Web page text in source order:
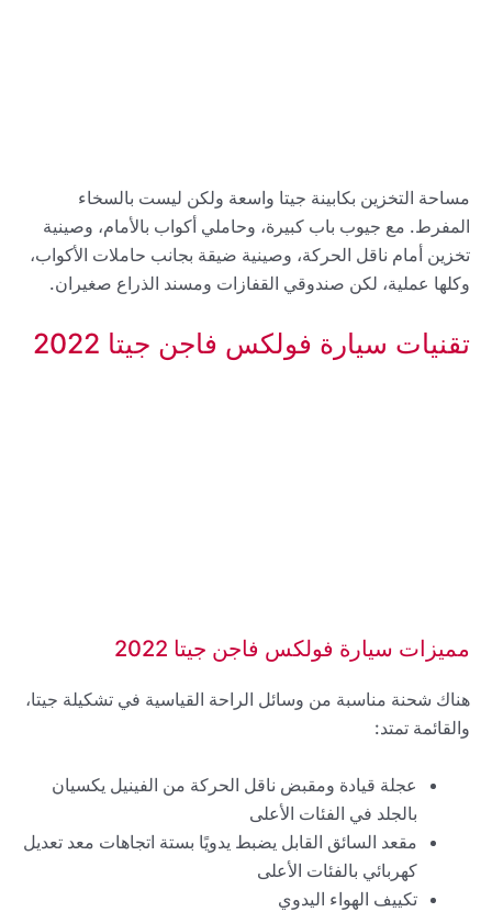
مساحة التخزين بكابينة جيتا واسعة ولكن ليست بالسخاء
المفرط. مع جيوب باب كبيرة، وحاملي أكواب بالأمام، وصينية
تخزين أمام ناقل الحركة، وصينية ضيقة بجانب حاملات الأكواب،
وكلها عملية، لكن صندوقي القفازات ومسند الذراع صغيران.
تقنيات سيارة فولكس فاجن جيتا 2022
مميزات سيارة فولكس فاجن جيتا 2022
هناك شحنة مناسبة من وسائل الراحة القياسية في تشكيلة جيتا،
والقائمة تمتد:
عجلة قيادة ومقبض ناقل الحركة من الفينيل يكسيان
بالجلد في الفئات الأعلى
مقعد السائق القابل يضبط يدويًا بستة اتجاهات معد تعديل
كهربائي بالفئات الأعلى
تكييف الهواء اليدوي